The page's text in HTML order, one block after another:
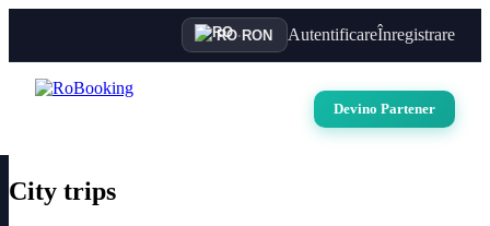
RO·RON AutentificareÎnregistrare
Devino Partener
City trips